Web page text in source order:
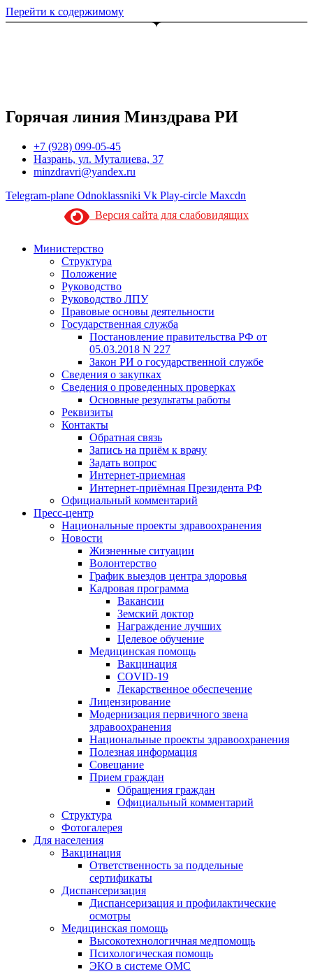
Перейти к содержимому
Горячая линия Минздрава РИ
+7 (928) 099-05-45
Назрань, ул. Муталиева, 37
minzdravri@yandex.ru
Telegram-plane Odnoklassniki Vk Play-circle Maxcdn
Версия сайта для слабовидящих
Министерство
Структура
Положение
Руководство
Руководство ЛПУ
Правовые основы деятельности
Государственная служба
Постановление правительства РФ от
05.03.2018 N 227
Закон РИ о государственной службе
Сведения о закупках
Сведения о проведенных проверках
Основные результаты работы
Реквизиты
Контакты
Обратная связь
Запись на приём к врачу
Задать вопрос
Интернет-приемная
Интернет-приёмная Президента РФ
Официальный комментарий
Пресс-центр
Национальные проекты здравоохранения
Новости
Жизненные ситуации
Волонтерство
График выездов центра здоровья
Кадровая программа
Вакансии
Земский доктор
Награждение лучших
Целевое обучение
Медицинская помощь
Вакцинация
COVID-19
Лекарственное обеспечение
Лицензирование
Модернизация первичного звена
здравоохранения
Национальные проекты здравоохранения
Полезная информация
Совещание
Прием граждан
Обращения граждан
Официальный комментарий
Структура
Фотогалерея
Для населения
Вакцинация
Ответственность за поддельные
сертификаты
Диспансеризация
Диспансеризация и профилактические
осмотры
Медицинская помощь
Высокотехнологичная медпомощь
Психологическая помощь
ЭКО в системе ОМС